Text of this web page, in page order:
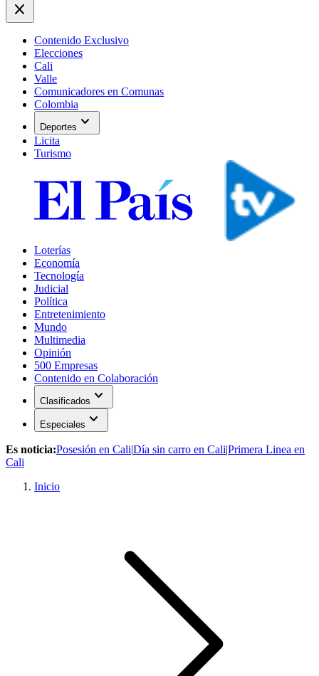
close
Contenido Exclusivo
Elecciones
Cali
Valle
Comunicadores en Comunas
Colombia
Deportes expand_more
Licita
Turismo
Loterías
Economía
Tecnología
Judicial
Política
Entretenimiento
Mundo
Multimedia
Opinión
500 Empresas
Contenido en Colaboración
Clasificados expand_more
Especiales expand_more
Es noticia:Posesión en Cali|Día sin carro en Cali|Primera Linea en
Cali
Inicio